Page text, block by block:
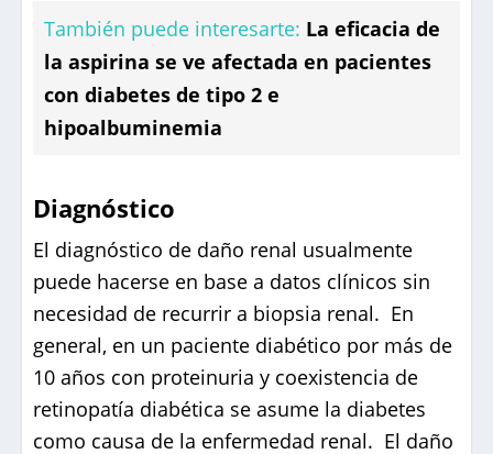
También puede interesarte: La eficacia de
la aspirina se ve afectada en pacientes
con diabetes de tipo 2 e
hipoalbuminemia
Diagnóstico
El diagnóstico de daño renal usualmente
puede hacerse en base a datos clínicos sin
necesidad de recurrir a biopsia renal. En
general, en un paciente diabético por más de
10 años con proteinuria y coexistencia de
retinopatía diabética se asume la diabetes
como causa de la enfermedad renal. El daño